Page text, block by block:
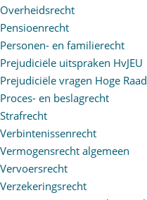
Overheidsrecht
Pensioenrecht
Personen- en familierecht
Prejudiciële uitspraken HvJEU
Prejudiciële vragen Hoge Raad
Proces- en beslagrecht
Strafrecht
Verbintenissenrecht
Vermogensrecht algemeen
Vervoersrecht
Verzekeringsrecht